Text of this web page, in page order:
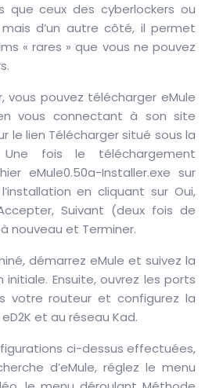
que ceux des cyberlockers ou
d’un autre côté, il permet
« rares » que vous ne pouvez
vous pouvez télécharger eMule
vous connectant à son site
le lien Télécharger situé sous la
Une fois le téléchargement
eMule0.50a-Installer.exe sur
en cliquant sur Oui,
Suivant (deux fois de
nouveau et Terminer.
démarrez eMule et suivez la
initiale. Ensuite, ouvrez les ports
votre routeur et configurez la
et au réseau Kad.
ci-dessus effectuées,
d’eMule, réglez le menu